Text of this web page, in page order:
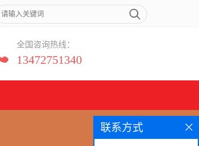
全国咨询热线：
13472751340
联系方式